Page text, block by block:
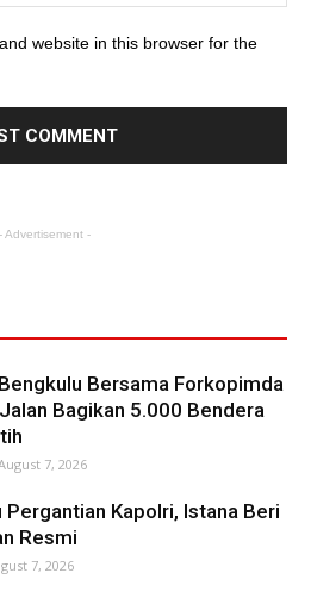
website in this browser for the
- Advertisement -
Bersama Forkopimda
Bagikan 5.000 Bendera
7, 2026
Pergantian Kapolri, Istana Beri
Resmi
7, 2026